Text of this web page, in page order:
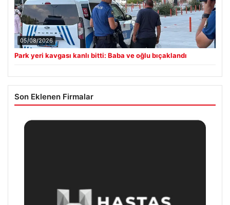
05/08/2026
Park yeri kavgası kanlı bitti: Baba ve oğlu bıçaklandı
Son Eklenen Firmalar